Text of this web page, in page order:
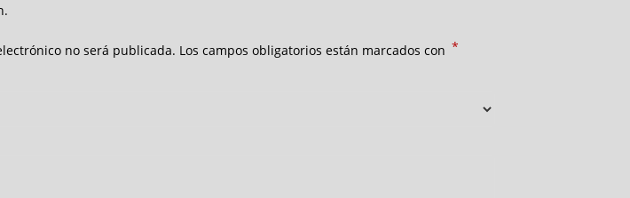
no será publicada. Los campos obligatorios están marcados con *